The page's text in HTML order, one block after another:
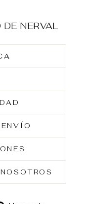
NERVAL